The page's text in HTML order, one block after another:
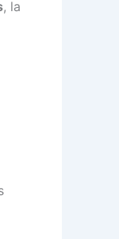
, la